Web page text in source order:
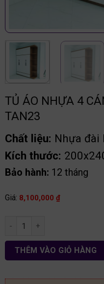
TỦ ÁO NHỰA 4
TAN23
Chất liệu: Nhựa đài
Kích thước:
Bảo hành: 12 tháng
Giá: 8,100,000 ₫
Tủ áo nhựa 4 cánh + kệ
THÊM VÀO GIỎ HÀNG